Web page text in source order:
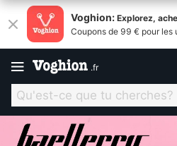
Voghion: Explorez,
Coupons de 99 € pour les
.fr